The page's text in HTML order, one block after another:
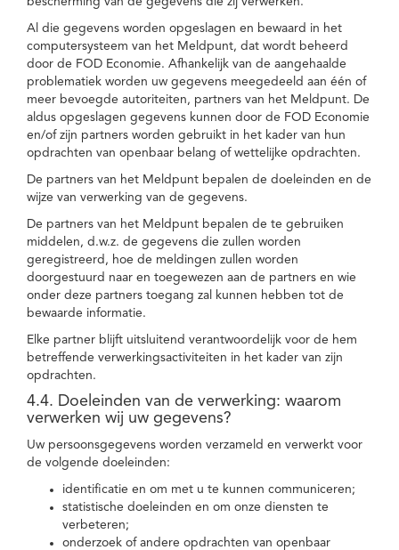
Al die gegevens worden opgeslagen en bewaard in het
computersysteem van het Meldpunt, dat wordt beheerd
door de FOD Economie. Afhankelijk van de aangehaalde
problematiek worden uw gegevens meegedeeld aan één of
meer bevoegde autoriteiten, partners van het Meldpunt. De
aldus opgeslagen gegevens kunnen door de FOD Economie
en/of zijn partners worden gebruikt in het kader van hun
opdrachten van openbaar belang of wettelijke opdrachten.
De partners van het Meldpunt bepalen de doeleinden en de
wijze van verwerking van de gegevens.
De partners van het Meldpunt bepalen de te gebruiken
middelen, d.w.z. de gegevens die zullen worden
geregistreerd, hoe de meldingen zullen worden
doorgestuurd naar en toegewezen aan de partners en wie
onder deze partners toegang zal kunnen hebben tot de
bewaarde informatie.
Elke partner blijft uitsluitend verantwoordelijk voor de hem
betreffende verwerkingsactiviteiten in het kader van zijn
opdrachten.
4.4. Doeleinden van de verwerking: waarom
verwerken wij uw gegevens?
Uw persoonsgegevens worden verzameld en verwerkt voor
de volgende doeleinden:
identificatie en om met u te kunnen communiceren;
statistische doeleinden en om onze diensten te
verbeteren;
onderzoek of andere opdrachten van openbaar